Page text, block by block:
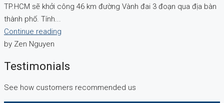
TP.HCM sẽ khởi công 46 km đường Vành đai 3 đoạn qua địa bàn
thành phố. Tính...
Continue reading
by Zen Nguyen
Testimonials
See how customers recommended us